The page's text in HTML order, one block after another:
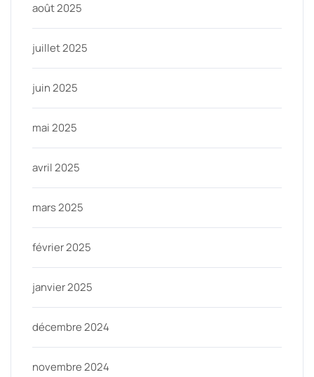
août 2025
juillet 2025
juin 2025
mai 2025
avril 2025
mars 2025
février 2025
janvier 2025
décembre 2024
novembre 2024